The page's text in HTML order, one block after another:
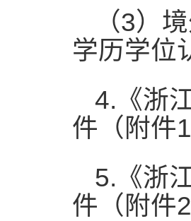
（3）
学历学位
4. 《浙
件（附件1
5. 《浙
件（附件2